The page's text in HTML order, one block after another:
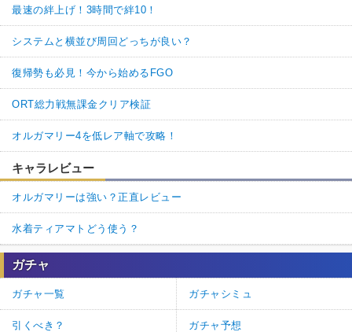
最速の絆上げ！3時間で絆10！
システムと横並び周回どっちが良い？
復帰勢も必見！今から始めるFGO
ORT総力戦無課金クリア検証
オルガマリー4を低レア軸で攻略！
キャラレビュー
オルガマリーは強い？正直レビュー
水着ティアマトどう使う？
ガチャ
ガチャ一覧 ガチャシミュ
引くべき？ ガチャ予想